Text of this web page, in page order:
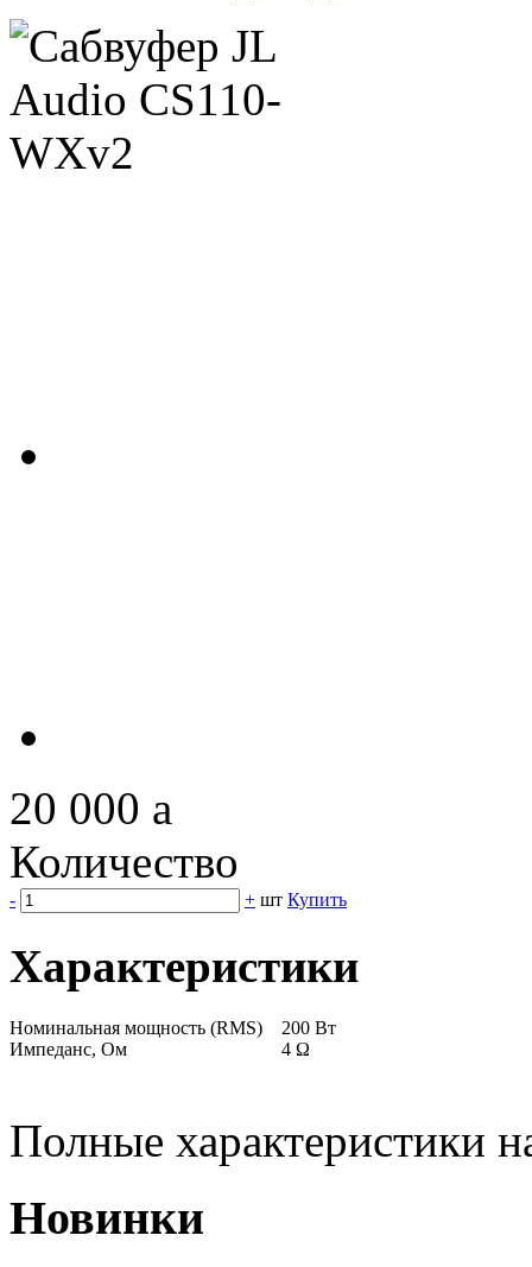
20 000 a
Количество
- + шт Купить
Характеристики
Номинальная мощность (RMS) 200 Вт
Импеданс, Ом
4 Ω
Полные характеристики
Новинки